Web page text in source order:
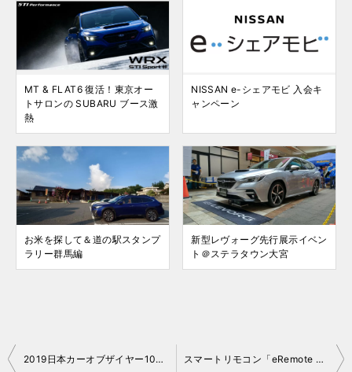
MT & FLAT6 復活！東京オー
トサロンの SUBARU ブース激
熱
NISSAN e-シェアモビ 入会キ
ャンペーン
お米を探して＆道の駅スタンプ
ラリー群馬編
新型レヴォーグ先行展示イベン
ト＠ステラタウン大宮
投
2019日本カーオブザイヤー10ベストカー決定 スマートリモコン「eRemote mini」導入レポート